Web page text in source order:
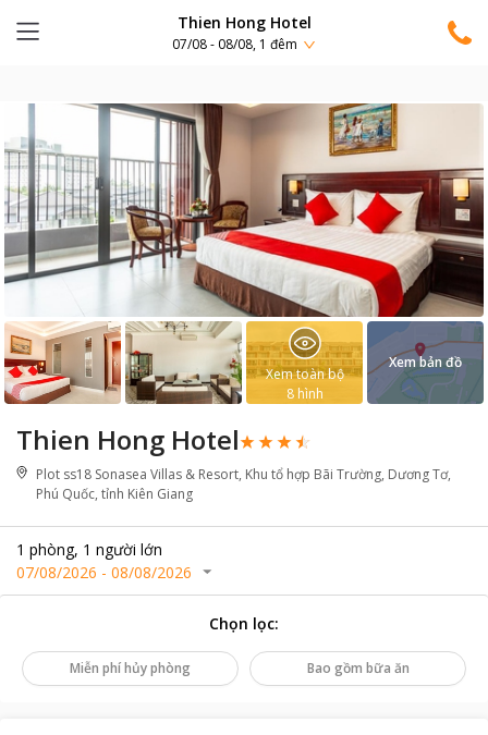
Thien Hong Hotel
07/08 - 08/08, 1 đêm
Thien Hong Hotel
Plot ss18 Sonasea Villas & Resort, Khu tổ hợp Bãi Trường, Dương Tơ,
Phú Quốc, tỉnh Kiên Giang
1 phòng, 1 người lớn
07/08/2026 - 08/08/2026
Xem toàn bộ
8 hình
Xem bản đồ
Chọn lọc:
Miễn phí hủy phòng Bao gồm bữa ăn